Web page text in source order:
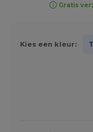
Gratis
Kies een kleur: